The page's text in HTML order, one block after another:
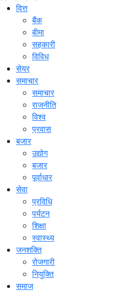
वित्त
बैंक
बीमा
सहकारी
विविध
सेयर
समाचार
समाचार
राजनीति
विश्व
प्रवास
बजार
उद्योग
बजार
पूर्वाधार
सेवा
प्रविधि
पर्यटन
शिक्षा
स्वास्थ्य
जनशक्ति
रोजगारी
नियुक्ति
समाज